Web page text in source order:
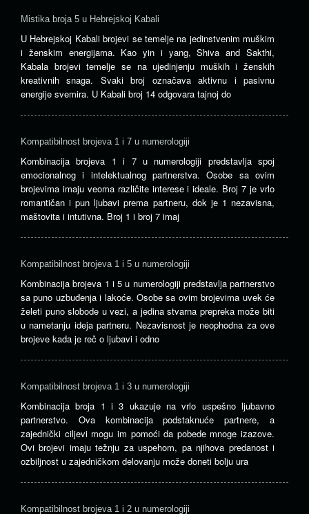
Mistika broja 5 u Hebrejskoj Kabali
U Hebrejskoj Kabali brojevi se temelje na jedinstvenim muškim
i ženskim energijama. Kao yin i yang, Shiva and Sakthi,
Kabala brojevi temelje se na ujedinjenju muških i ženskih
kreativnih snaga. Svaki broj označava aktivnu i pasivnu
energije svemira. U Kabali broj 14 odgovara tajnoj do
Kompatibilnost brojeva 1 i 7 u numerologiji
Kombinacija brojeva 1 i 7 u numerologiji predstavlja spoj
emocionalnog i intelektualnog partnerstva. Osobe sa ovim
brojevima imaju veoma različite interese i ideale. Broj 7 je vrlo
romantičan i pun ljubavi prema partneru, dok je 1 nezavisna,
maštovita i intutivna. Broj 1 i broj 7 imaj
Kompatibilnost brojeva 1 i 5 u numerologiji
Kombinacija brojeva 1 i 5 u numerologiji predstavlja partnerstvo
sa puno uzbuđenja i lakoće. Osobe sa ovim brojevima uvek će
želeti puno slobode u vezi, a jedina stvarna prepreka može biti
u nametanju ideja partneru. Nezavisnost je neophodna za ove
brojeve kada je reč o ljubavi i odno
Kompatibilnost brojeva 1 i 3 u numerologiji
Kombinacija broja 1 i 3 ukazuje na vrlo uspešno ljubavno
partnerstvo. Ova kombinacija podstaknuće partnere, a
zajednički ciljevi mogu im pomoći da pobede mnoge izazove.
Ovi brojevi imaju težnju za uspehom, pa njihova predanost i
ozbiljnost u zajedničkom delovanju može doneti bolju ura
Kompatibilnost brojeva 1 i 2 u numerologiji